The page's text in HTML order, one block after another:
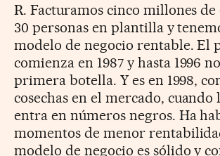
R. Facturamos cinco millones de
30 personas en plantilla y
modelo de negocio rentable. El
comienza en 1987 y hasta 1996
primera botella. Y es en 1998,
cosechas en el mercado, cuando
entra en números negros. Ha
momentos de menor
modelo de negocio es sólido y